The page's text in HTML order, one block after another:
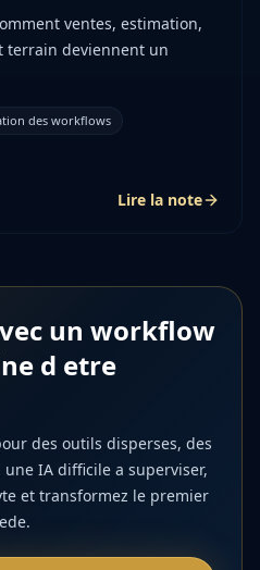
ventes, estimation,
terrain deviennent un
des workflows
Lire la note
un workflow
d etre
des outils disperses, des
IA difficile a superviser,
et transformez le premier